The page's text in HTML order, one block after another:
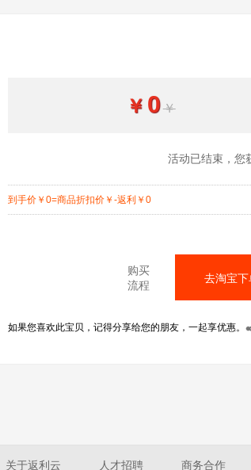
￥ 0￥
活动已结束，您
到手价 ￥ 0=商品折扣价 ￥ -返利 ￥ 0
购买
流程
去淘宝下
如果您喜欢此宝贝，记得分享给您的朋友，一起享优惠。
关于返利云 人才招聘 商务合作